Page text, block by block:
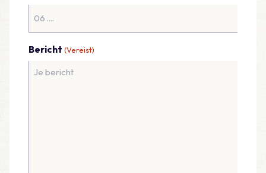
Bericht (Vereist)